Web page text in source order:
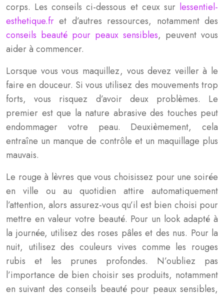
corps. Les conseils ci-dessous et ceux sur lessentiel-
esthetique.fr et d’autres ressources, notamment des
conseils beauté pour peaux sensibles, peuvent vous
aider à commencer.
Lorsque vous vous maquillez, vous devez veiller à le
faire en douceur. Si vous utilisez des mouvements trop
forts, vous risquez d’avoir deux problèmes. Le
premier est que la nature abrasive des touches peut
endommager votre peau. Deuxièmement, cela
entraîne un manque de contrôle et un maquillage plus
mauvais.
Le rouge à lèvres que vous choisissez pour une soirée
en ville ou au quotidien attire automatiquement
l’attention, alors assurez-vous qu’il est bien choisi pour
mettre en valeur votre beauté. Pour un look adapté à
la journée, utilisez des roses pâles et des nus. Pour la
nuit, utilisez des couleurs vives comme les rouges
rubis et les prunes profondes. N’oubliez pas
l’importance de bien choisir ses produits, notamment
en suivant des conseils beauté pour peaux sensibles,